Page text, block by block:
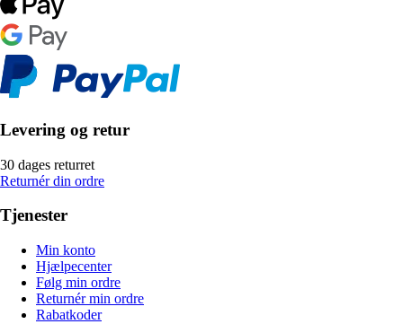
Levering og retur
30 dages returret
Returnér din ordre
Tjenester
Min konto
Hjælpecenter
Følg min ordre
Returnér min ordre
Rabatkoder